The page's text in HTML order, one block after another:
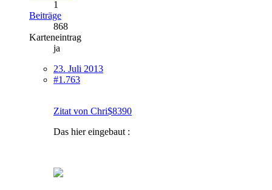
1
Beiträge
868
Karteneintrag
ja
23. Juli 2013
#1.763
Zitat von Chri$8390
Das hier eingebaut :